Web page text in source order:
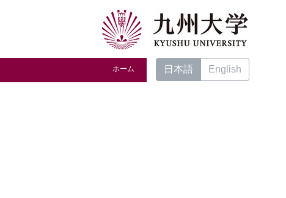
ホーム 日本語 English